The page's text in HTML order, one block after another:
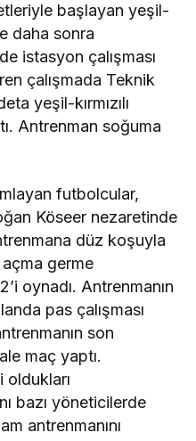
başlayan yeşil-
daha sonra
istasyon çalışması
çalışmada Teknik
yeşil-kırmızılı
Antrenman soğuma
futbolcular,
Köseer nezaretinde
düz koşuyla
açma germe
oynadı. Antrenmanın
pas çalışması
son
maç yaptı.
oldukları
bazı yöneticilerde
antrenmanını